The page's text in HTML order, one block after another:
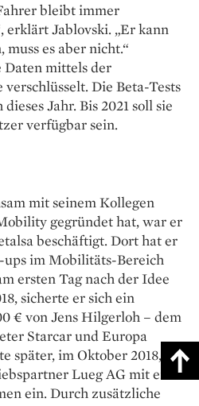
bleibt immer
erklärt Jablovski. „Er kann
es aber nicht.“
Daten mittels der
Die Beta-Tests
Jahr. Bis 2021 soll sie
verfügbar sein.
mit seinem Kollegen
gegründet hat, war er
beschäftigt. Dort hat er
im Mobilitäts-Bereich
ersten Tag nach der Idee
sicherte er sich ein
€ von Jens Hilgerloh – dem
Starcar und Europa
später, im Oktober 2018,
Lueg AG mit einer
ein. Durch zusätzliche